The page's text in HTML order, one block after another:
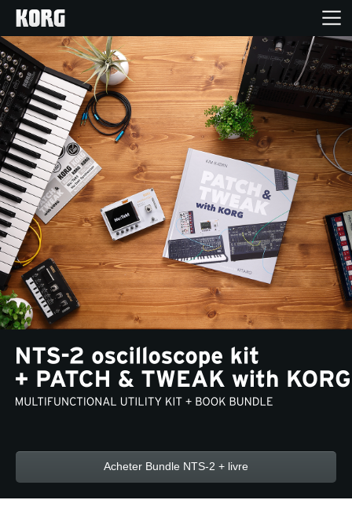
Accueil
Produits
Extras
Evénements
Support
Où acheter ?
News
A propos de Korg
Acheter Bundle NTS-2 + livre